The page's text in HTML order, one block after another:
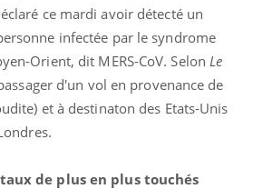
ce mardi avoir détecté un
infectée par le syndrome
Orient, dit MERS-CoV. Selon Le
d'un vol en provenance de
et à destinaton des Etats-Unis
de plus en plus touchés